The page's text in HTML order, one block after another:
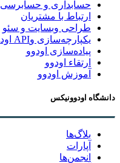
حسابداری و حسابرسی
ارتباط با مشتریان
طراحی وبسایت و سئو
یکپارچه‌سازی وAPI اودوو
پیاده‌سازی اودوو
ارتقاء اودوو
آموزش اودوو
دانشگاه اودوونیکس
بلاگ‌ها
آپارات
انجمن‌ها